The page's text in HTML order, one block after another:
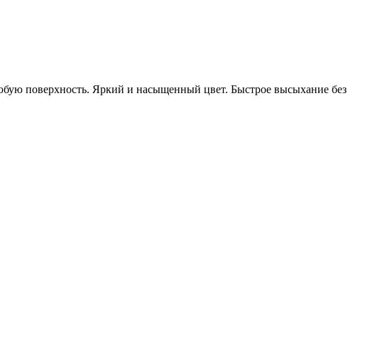
поверхность. Яркий и насыщенный цвет. Быстрое высыхание без